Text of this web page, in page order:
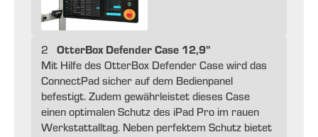
2 OtterBox Defender Case 12,9"
Mit Hilfe des OtterBox Defender Case wird das
ConnectPad sicher auf dem Bedienpanel
befestigt. Zudem gewährleistet dieses Case
einen optimalen Schutz des iPad Pro im rauen
Werkstattalltag. Neben perfektem Schutz bietet